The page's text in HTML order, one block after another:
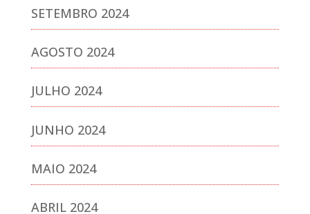
SETEMBRO 2024
AGOSTO 2024
JULHO 2024
JUNHO 2024
MAIO 2024
ABRIL 2024